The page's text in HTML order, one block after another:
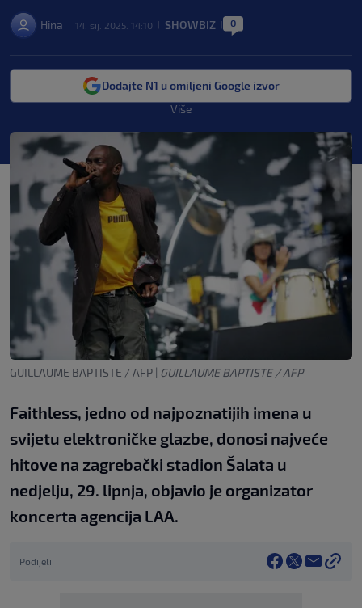
Hina 14. sij. 2025. 14:10 SHOWBIZ 0
Dodajte N1 u omiljeni Google izvor
Više
GUILLAUME BAPTISTE / AFP | GUILLAUME BAPTISTE / AFP
Faithless, jedno od najpoznatijih imena u
svijetu elektroničke glazbe, donosi najveće
hitove na zagrebački stadion Šalata u
nedjelju, 29. lipnja, objavio je organizator
koncerta agencija LAA.
Podijeli